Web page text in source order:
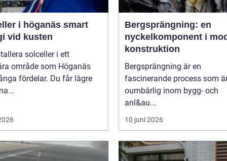
i höganäs smart
vid kusten
solceller i ett
område som Höganäs
fördelar. Du får lägre
Bergsprängning: en
nyckelkomponent i
konstruktion
Bergsprängning är en
fascinerande process som
oumbärlig inom bygg- och
anl&au...
10 juni 2026